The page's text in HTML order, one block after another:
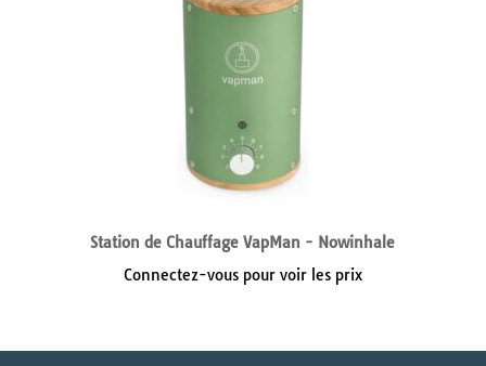
Station de Chauffage VapMan - Nowinhale
Connectez-vous pour voir les prix